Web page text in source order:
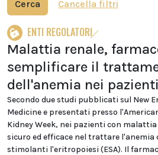
Cerca Cancella filtri
ENTI REGOLATORI
Malattia renale,
semplificare il
dell'anemia nei pazienti
Secondo due studi pubblicati sul New
Medicine e presentati presso
Kidney Week, nei pazienti con
sicuro ed efficace nel trattare
stimolanti l'eritropoiesi (ESA). Il